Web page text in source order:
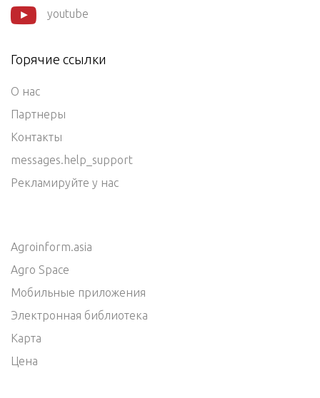
youtube
Горячие ссылки
О нас
Партнеры
Контакты
messages.help_support
Рекламируйте у нас
Agroinform.asia
Agro Space
Мобильные приложения
Электронная библиотека
Карта
Цена